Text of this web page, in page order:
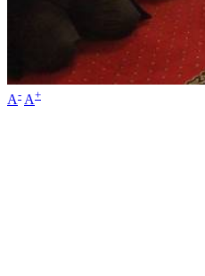
A- A+